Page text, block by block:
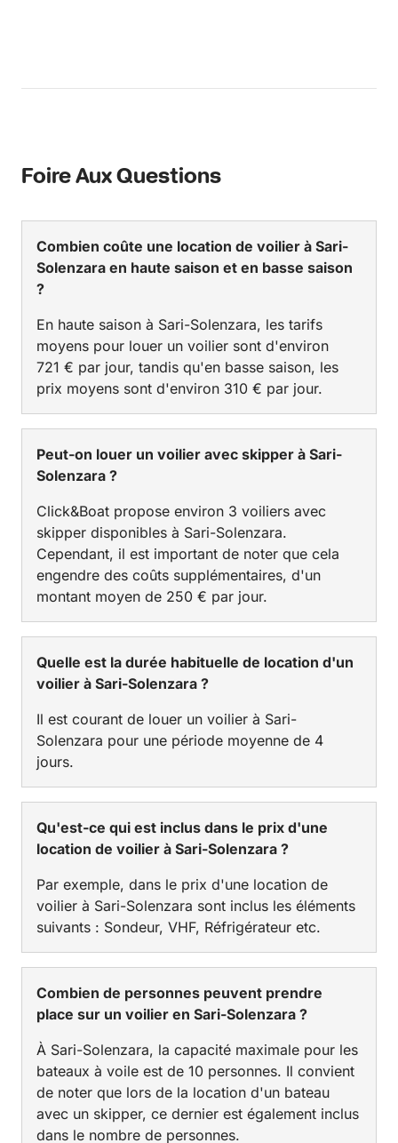
Foire Aux Questions
Combien coûte une location de voilier à Sari-
Solenzara en haute saison et en basse saison
?
En haute saison à Sari-Solenzara, les tarifs
moyens pour louer un voilier sont d'environ
721 € par jour, tandis qu'en basse saison, les
prix moyens sont d'environ 310 € par jour.
Peut-on louer un voilier avec skipper à Sari-
Solenzara ?
Click&Boat propose environ 3 voiliers avec
skipper disponibles à Sari-Solenzara.
Cependant, il est important de noter que cela
engendre des coûts supplémentaires, d'un
montant moyen de 250 € par jour.
Quelle est la durée habituelle de location d'un
voilier à Sari-Solenzara ?
Il est courant de louer un voilier à Sari-
Solenzara pour une période moyenne de 4
jours.
Qu'est-ce qui est inclus dans le prix d'une
location de voilier à Sari-Solenzara ?
Par exemple, dans le prix d'une location de
voilier à Sari-Solenzara sont inclus les éléments
suivants : Sondeur, VHF, Réfrigérateur etc.
Combien de personnes peuvent prendre
place sur un voilier en Sari-Solenzara ?
À Sari-Solenzara, la capacité maximale pour les
bateaux à voile est de 10 personnes. Il convient
de noter que lors de la location d'un bateau
avec un skipper, ce dernier est également inclus
dans le nombre de personnes.